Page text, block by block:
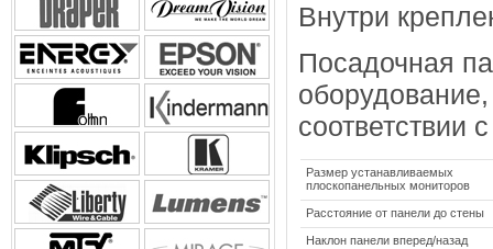
Внутри
Посадочная
соответствии
Размер устанавливаемых
плоскопанельных мониторов
Расстояние от панели до стены
Наклон панели вперед/назад